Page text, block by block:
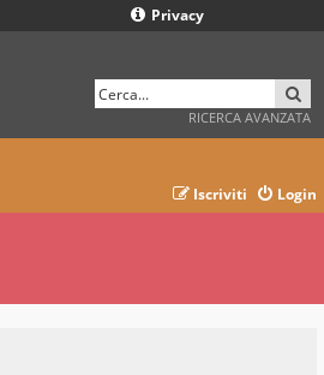
Privacy
RICERCA AVANZATA
Login
Iscriviti